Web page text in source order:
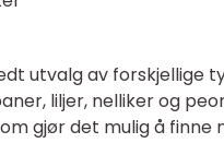
utvalg av forskjellige
liljer, nelliker og
gjør det mulig å finne